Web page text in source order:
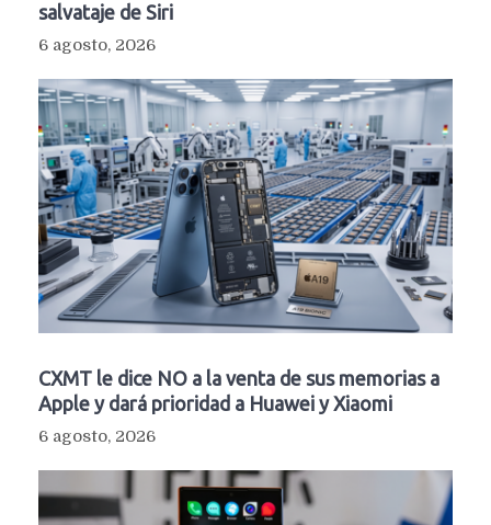
salvataje de Siri
6 agosto, 2026
CXMT le dice NO a la venta de sus memorias a
Apple y dará prioridad a Huawei y Xiaomi
6 agosto, 2026